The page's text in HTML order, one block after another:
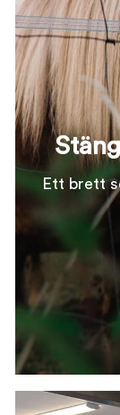
Ett brett